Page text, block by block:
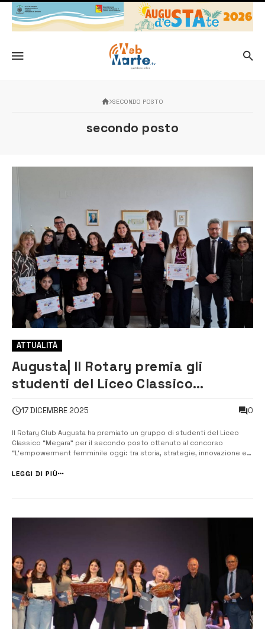
SECONDO POSTO
secondo posto
ATTUALITÀ
Augusta| Il Rotary premia gli
studenti del Liceo Classico
sull’empowerment femminile
17 DICEMBRE 2025 0
Il Rotary Club Augusta ha premiato un gruppo di studenti del Liceo
Classico “Megara” per il secondo posto ottenuto al concorso
“L’empowerment femminile oggi: tra storia, strategie, innovazione e
2110 Sicilia-Malta e rivolto agli alunni delle scuole secondarie di
LEGGI DI PIÙ